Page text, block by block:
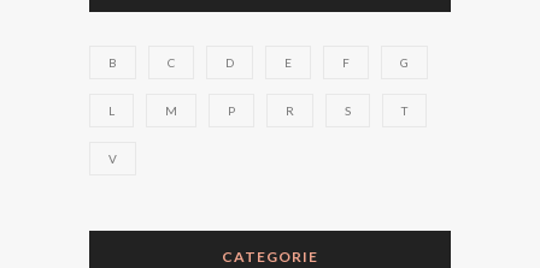
B C D E F G
L M P R S T
V
CATEGORIE